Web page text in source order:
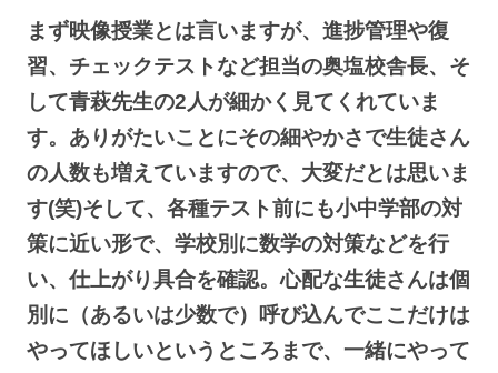
まず映像授業とは言いますが、進捗管理や復
習、チェックテストなど担当の奥塩校舎長、そ
して青萩先生の2人が細かく見てくれていま
す。ありがたいことにその細やかさで生徒さん
の人数も増えていますので、大変だとは思いま
す(笑)そして、各種テスト前にも小中学部の対
策に近い形で、学校別に数学の対策などを行
い、仕上がり具合を確認。心配な生徒さんは個
別に（あるいは少数で）呼び込んでここだけは
やってほしいというところまで、一緒にやって